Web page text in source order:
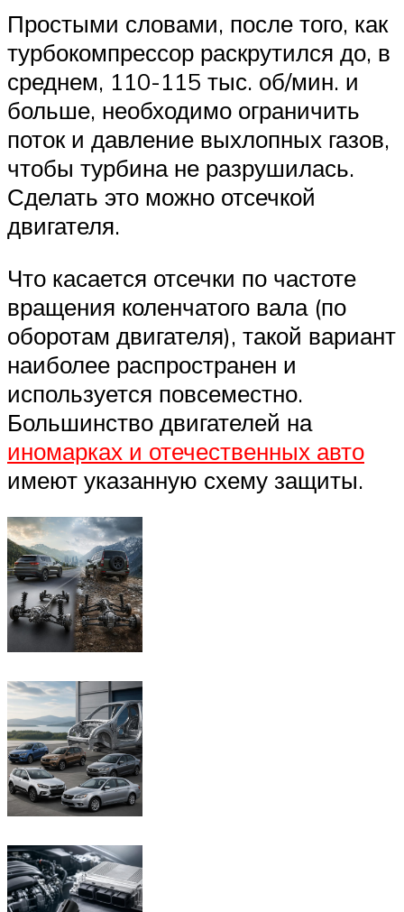
Простыми словами, после того, как
турбокомпрессор раскрутился до, в
среднем, 110-115 тыс. об/мин. и
больше, необходимо ограничить
поток и давление выхлопных газов,
чтобы турбина не разрушилась.
Сделать это можно отсечкой
двигателя.
Что касается отсечки по частоте
вращения коленчатого вала (по
оборотам двигателя), такой вариант
наиболее распространен и
используется повсеместно.
Большинство двигателей на
иномарках и отечественных авто
имеют указанную схему защиты.